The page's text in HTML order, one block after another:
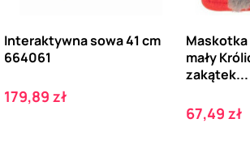
Interaktywna sowa 41 cm
664061
Cena
179,89 zł
Maskotka
mały
zakątek...
Cena
67,49 zł